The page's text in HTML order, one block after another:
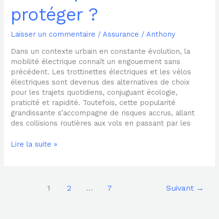
protéger ?
Laisser un commentaire /Assurance /Anthony
Dans un contexte urbain en constante évolution, la
mobilité électrique connaît un engouement sans
précédent. Les trottinettes électriques et les vélos
électriques sont devenus des alternatives de choix
pour les trajets quotidiens, conjuguant écologie,
praticité et rapidité. Toutefois, cette popularité
grandissante s’accompagne de risques accrus, allant
des collisions routières aux vols en passant par les
Lire la suite »
1 2 … 7 Suivant →